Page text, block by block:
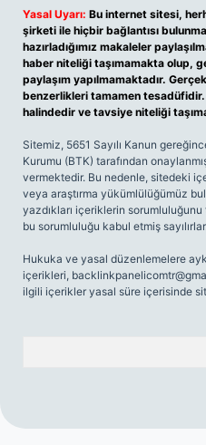
Yasal Uyarı: Bu internet sitesi,
şirketi ile hiçbir bağlantısı
hazırladığımız makaleler
haber niteliği taşımamakta olup,
paylaşım yapılmamaktadır.
benzerlikleri tamamen
halindedir ve tavsiye niteliği
Sitemiz, 5651 Sayılı Kanun
Kurumu (BTK) tarafından
vermektedir. Bu nedenle, sitedeki
veya araştırma yükümlülüğümüz
yazdıkları içeriklerin
bu sorumluluğu kabul etmiş
Hukuka ve yasal düzenlemelere
içerikleri,
ilgili içerikler yasal süre içerisinde